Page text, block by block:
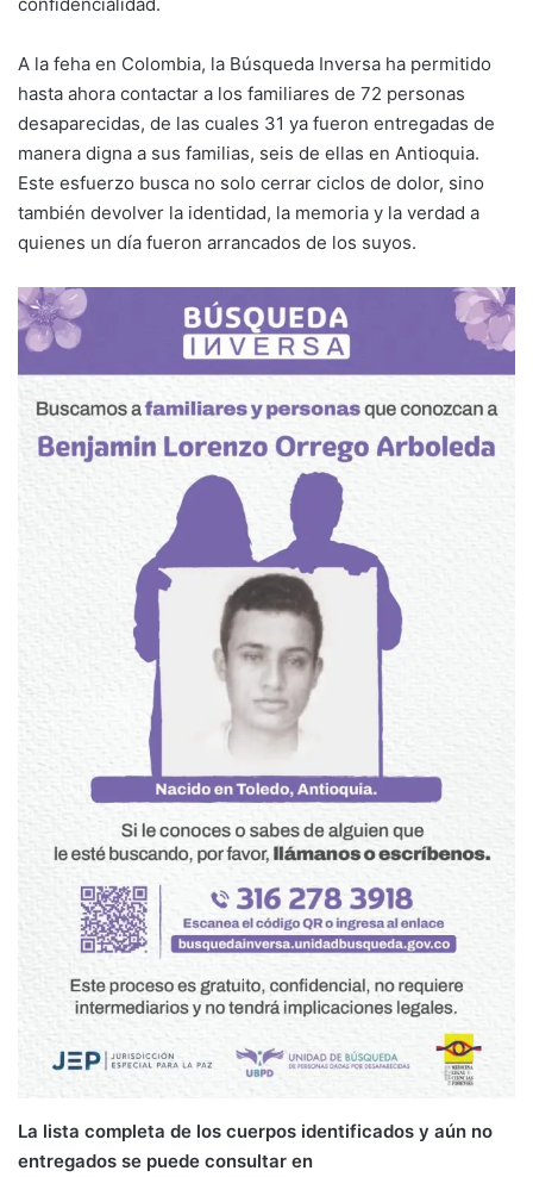
A la feha en Colombia, la Búsqueda Inversa ha permitido
hasta ahora contactar a los familiares de 72 personas
desaparecidas, de las cuales 31 ya fueron entregadas de
manera digna a sus familias, seis de ellas en Antioquia.
Este esfuerzo busca no solo cerrar ciclos de dolor, sino
también devolver la identidad, la memoria y la verdad a
quienes un día fueron arrancados de los suyos.
La lista completa de los cuerpos identificados y aún no
entregados se puede consultar en